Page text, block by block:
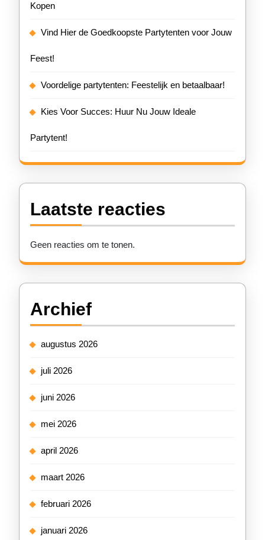
Kopen
Vind Hier de Goedkoopste Partytenten voor Jouw
Feest!
Voordelige partytenten: Feestelijk en betaalbaar!
Kies Voor Succes: Huur Nu Jouw Ideale
Partytent!
Laatste reacties
Geen reacties om te tonen.
Archief
augustus 2026
juli 2026
juni 2026
mei 2026
april 2026
maart 2026
februari 2026
januari 2026